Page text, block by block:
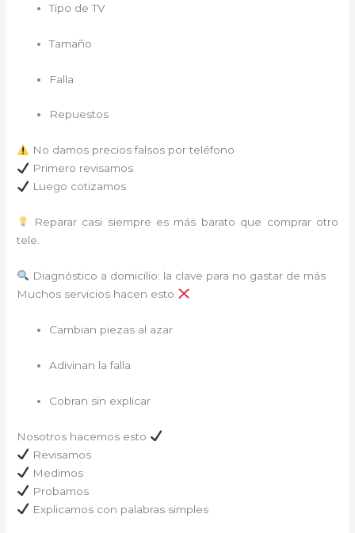
Tipo de TV
Tamaño
Falla
Repuestos
No damos precios falsos por teléfono
Primero revisamos
Luego cotizamos
Reparar casi siempre es más barato que comprar otro
tele.
Diagnóstico a domicilio: la clave para no gastar de más
Muchos servicios hacen esto
Cambian piezas al azar
Adivinan la falla
Cobran sin explicar
Nosotros hacemos esto
Revisamos
Medimos
Probamos
Explicamos con palabras simples